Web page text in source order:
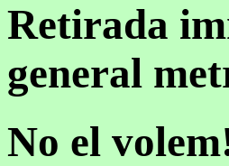
Retirada
general
No el